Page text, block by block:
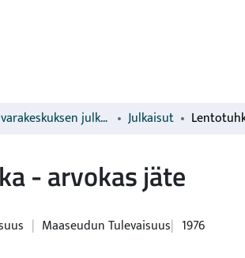
Luonnonvarakeskuksen julkaisut Julkaisut
- arvokas jäte
| Maaseudun Tulevaisuus 1976